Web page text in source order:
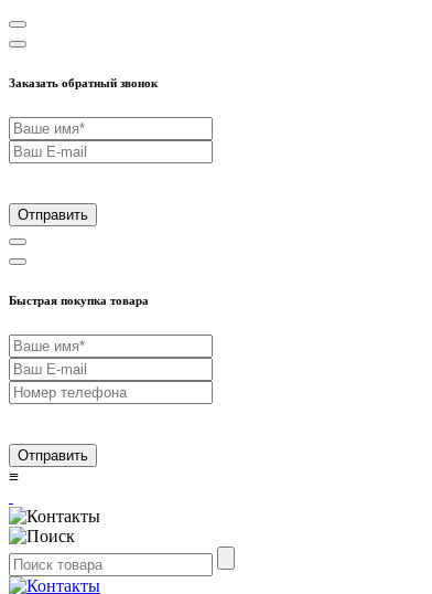
Заказать обратный звонок
Отправить
Быстрая покупка товара
Отправить
≡